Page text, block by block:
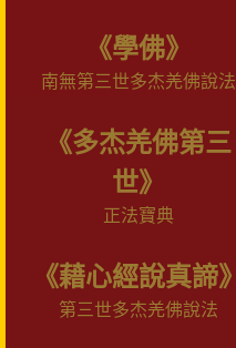
《學佛》
南無第三世多杰羌佛說法
《多杰羌佛第三
世》
正法寶典
《藉心經說真諦》
第三世多杰羌佛說法